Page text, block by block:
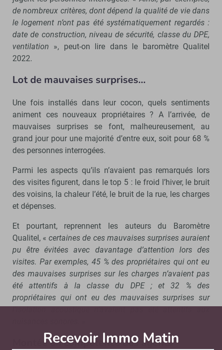
de nombreux critères, dont dépend la qualité de vie dans
le logement n’ont pas été systématiquement regardés :
date de construction, niveau de sécurité, classe du DPE,
ventilation », peut-on lire dans le baromètre Qualitel
2022.
Lot de mauvaises surprises…
Une fois installés dans leur cocon, quels sentiments
animent ces nouveaux propriétaires ? A l’arrivée, de
mauvaises surprises se font, malheureusement, au
grand jour pour une majorité d’entre eux, soit pour 68 %
des personnes interrogées.
Parmi les aspects qu’ils n’avaient pas remarqués lors
des visites figurent, dans le top 5 : le froid l’hiver, le bruit
des voisins, la chaleur l’été, le bruit de la rue, les charges
et dépenses.
Et pourtant, reprennent les auteurs du Baromètre
Qualitel, «certaines de ces mauvaises surprises auraient
pu être évitées avec davantage d’attention lors des
visites. Par exemples, 45 % des propriétaires qui ont eu
des mauvaises surprises sur les charges n’avaient pas
été attentifs à la classe du DPE ; et 32 % des
propriétaires qui ont eu des mauvaises surprises sur
l’isolation acoustique n’avaient pas été attentifs aux
Montée en compétence des agents
Recevoir Immo Matin